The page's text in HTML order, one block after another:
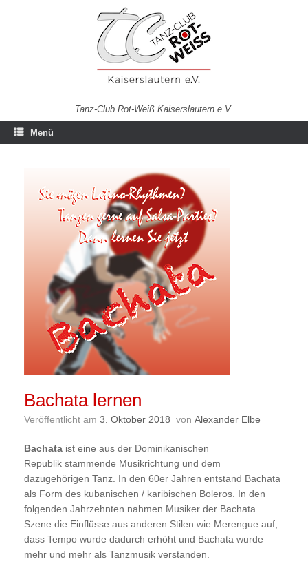
Tanz-Club Rot-Weiß Kaiserslautern e.V.
Menü
Bachata lernen
Veröffentlicht am 3. Oktober 2018 von Alexander Elbe
Bachata ist eine aus der Dominikanischen
Republik stammende Musikrichtung und dem
dazugehörigen Tanz . In den 60er Jahren entstand Bachata
als Form des kubanischen / karibischen Boleros. In den
folgenden Jahrzehnten nahmen Musiker der Bachata
Szene die Einflüsse aus anderen Stilen wie Merengue auf,
dass Tempo wurde dadurch erhöht und Bachata wurde
mehr und mehr als Tanzmusik verstanden.